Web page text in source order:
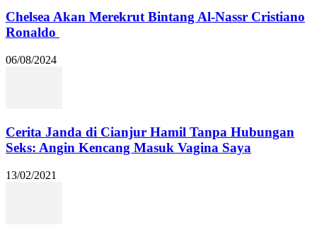
Chelsea Akan Merekrut Bintang Al-Nassr Cristiano
Ronaldo
06/08/2024
Cerita Janda di Cianjur Hamil Tanpa Hubungan
Seks: Angin Kencang Masuk Vagina Saya
13/02/2021